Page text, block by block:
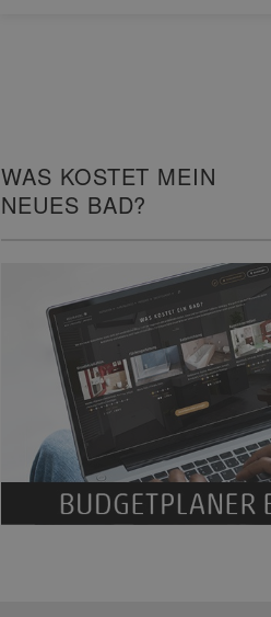
WAS KOSTET MEIN
NEUES BAD?